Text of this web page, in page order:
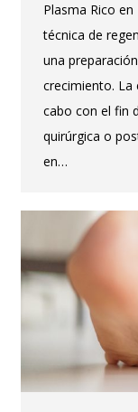
Plasma Rico
técnica de
una
crecimiento. La
cabo con el fin
quirúrgica o
en…